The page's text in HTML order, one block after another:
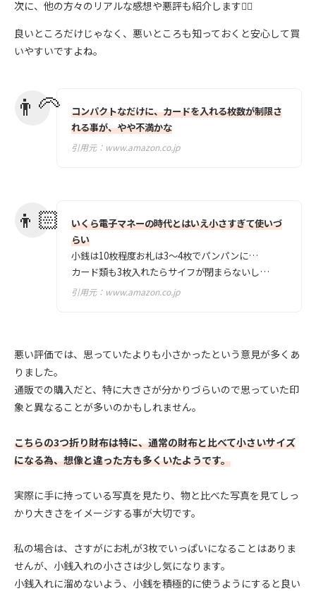
次に、他の方々のリアルな感想や悪評も紹介します💁‍♀️
良いところだけじゃなく、悪いところも知っておくと安心して買
いやすいですよね。
コンパクトなだけに、カードを入れる枚数が制限さ
れる事が、やや不満かな
引用元： www.amazon.co.jp
いくら電子マネーの時代とはいえ小さすぎて使いづ
らい
小銭は10枚程度お札は3〜4枚でパンパンに…
カード類も3枚入れたらサイフが閉まらないし…
引用元： www.amazon.co.jp
悪い評価では、思っていたよりも小さかったという意見が多くあ
りました。
通販での購入だと、特に大きさが分かりづらいので思っていた印
象と異なることが多いのかもしれません。
こちらの3つ折り財布は特に、通常の財布と比べて小さいサイズ
になる為、想像と違った方も多くいたようです。
実際に手に持っている写真を見たり、物と比べた写真を見てしっ
かり大きさをイメージする事が大切です。
私の場合は、さすがにお札が3枚でいっぱいになることはありま
せんが、小銭入れの小ささは少し気になります。
小銭入れに溜めないよう、小銭を積極的に使うようにすると良い